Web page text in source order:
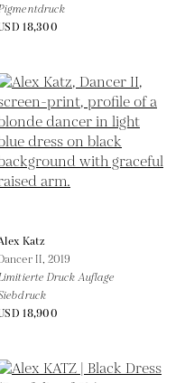
18,300
Katz
II,2019
Druck Auflage
18,900